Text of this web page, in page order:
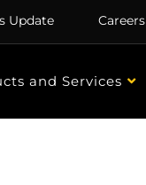
Update Careers
and Services